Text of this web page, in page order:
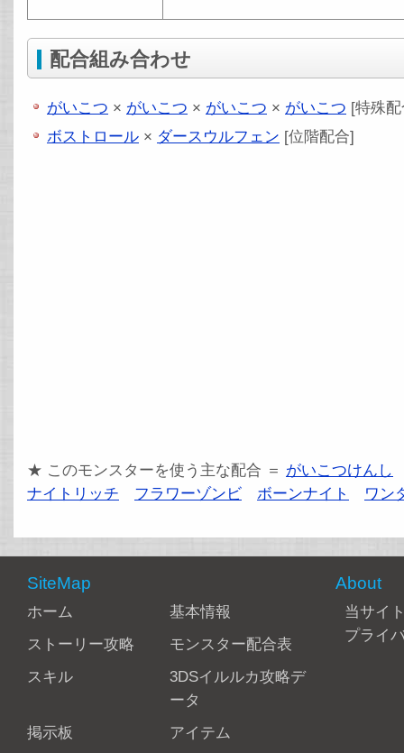
配合組み合わせ
がいこつ × がいこつ × がいこつ × がいこつ [特殊
ボストロール × ダースウルフェン [位階配合]
★ このモンスターを使う主な配合 ＝ がいこつけんし
ナイトリッチ
フラワーゾンビ ボーンナイト ワン
SiteMap
ホーム
基本情報
ストーリー攻略
モンスター配合表
スキル
3DSイルルカ攻略デ
ータ
掲示板
アイテム
About
当サイ
プライ